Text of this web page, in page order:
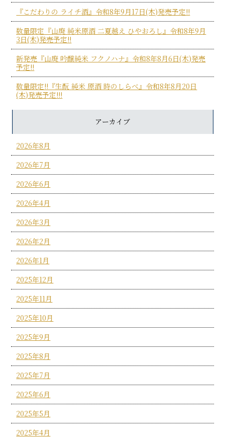
『こだわりの ライチ酒』令和8年9月17日(木)発売予定!!
数量限定『山廃 純米原酒 二夏越え ひやおろし』令和8年9月
3日(木)発売予定!!
新発売『山廃 吟醸純米 フクノハナ』令和8年8月6日(木)発売
予定!!
数量限定!!『生酛 純米 原酒 時のしらべ』令和8年8月20日
(木)発売予定!!!
アーカイブ
2026年8月
2026年7月
2026年6月
2026年4月
2026年3月
2026年2月
2026年1月
2025年12月
2025年11月
2025年10月
2025年9月
2025年8月
2025年7月
2025年6月
2025年5月
2025年4月